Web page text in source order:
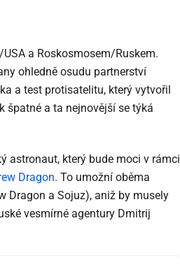
a Roskosmosem/Ruskem.
ohledně osudu partnerství
a test protisatelitu, který vytvořil
špatné a ta nejnovější se týká
astronaut, který bude moci v rámci
Dragon. To umožní oběma
Dragon a Sojuz), aniž by musely
vesmírné agentury Dmitrij